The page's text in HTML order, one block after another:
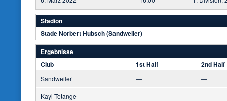
Stadion
Stade Norbert Hubsch (Sandweiler)
Ergebnisse
Club
1st Half 2nd Half
Sandweiler — —
Kayl-Tetange — —